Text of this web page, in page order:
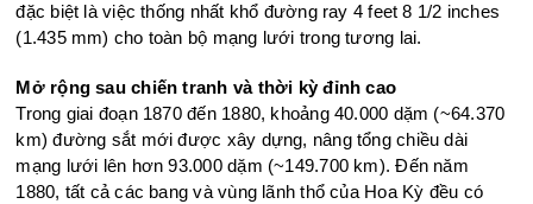
đặc biệt là việc thống nhất khổ đường ray 4 feet 8 1/2 inches
(1.435 mm) cho toàn bộ mạng lưới trong tương lai.
Mở rộng sau chiến tranh và thời kỳ đỉnh cao
Trong giai đoạn 1870 đến 1880, khoảng 40.000 dặm (~64.370
km) đường sắt mới được xây dựng, nâng tổng chiều dài
mạng lưới lên hơn 93.000 dặm (~149.700 km). Đến năm
1880, tất cả các bang và vùng lãnh thổ của Hoa Kỳ đều có